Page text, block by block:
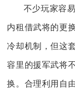
不少玩家容
内租借武将的更
冷却机制，但这
容里的援军武将
换。合理利用自